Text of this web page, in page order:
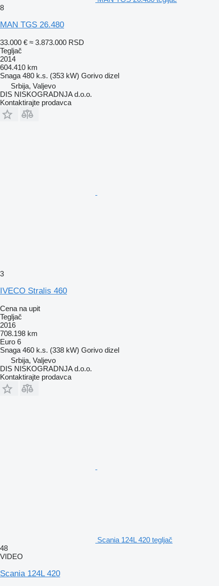
8
MAN TGS 26.480
33.000 € ≈ 3.873.000 RSD
Tegljač
2014
604.410 km
Snaga 480 k.s. (353 kW) Gorivo dizel
Srbija, Valjevo
DIS NISKOGRADNJA d.o.o.
Kontaktirajte prodavca
3
IVECO Stralis 460
Cena na upit
Tegljač
2016
708.198 km
Euro 6
Snaga 460 k.s. (338 kW) Gorivo dizel
Srbija, Valjevo
DIS NISKOGRADNJA d.o.o.
Kontaktirajte prodavca
Scania 124L 420 tegljač
48
VIDEO
Scania 124L 420